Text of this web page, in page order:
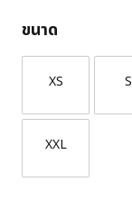
ขนาด
XS S
XXL